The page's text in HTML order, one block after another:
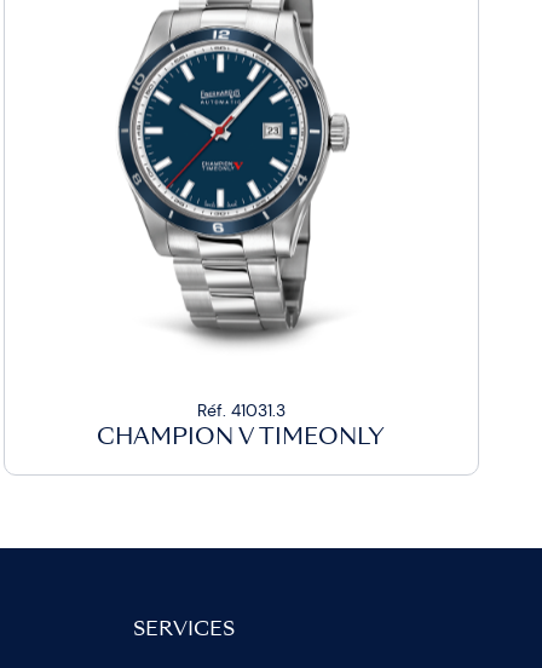
Réf. 41031.3
CHAMPION V TIMEONLY
SERVICES